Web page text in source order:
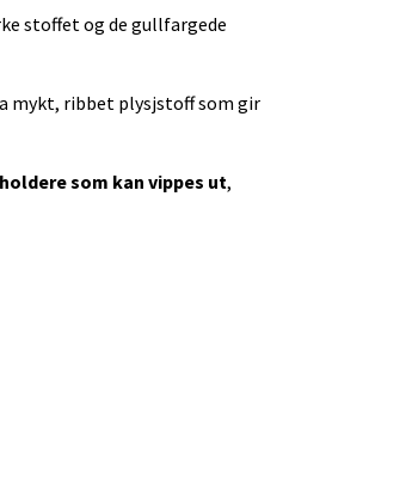
stoffet og de gullfargede
mykt, ribbet plysjstoff som gir
som kan vippes ut,